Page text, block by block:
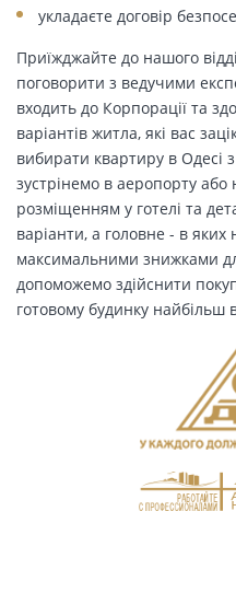
укладаєте договір
Приїжджайте до нашого
поговорити з ведучими
входить до Корпорації та
варіантів житла, які вас
вибирати квартиру в Одесі
зустрінемо в аеропорту
розміщенням у готелі та
варіанти, а головне - в яких
максимальними знижками
допоможемо здійснити
готовому будинку найбільш